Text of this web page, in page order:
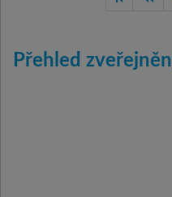
Přehled